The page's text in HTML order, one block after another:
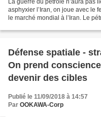
asphyxier l’Iran, on joue avec le
le marché mondial à l’Iran. Le
Défense spatiale -
On prend
devenir des cibles
Publié le 11/09/2018 à 14:57
Par OOKAWA-Corp